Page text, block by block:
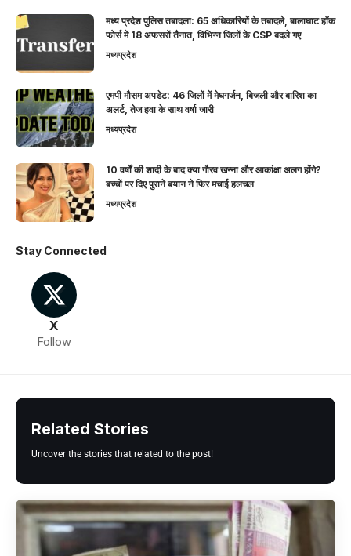
मध्य प्रदेश पुलिस तबादला: 65 अधिकारियों के तबादले, बालाघाट हॉक
फोर्स में 18 अफसरों तैनात, विभिन्न जिलों के CSP बदले गए
मध्यप्रदेश
एमपी मौसम अपडेट: 46 जिलों में मेघगर्जन, बिजली और बारिश का
अलर्ट, तेज हवा के साथ वर्षा जारी
मध्यप्रदेश
10 वर्षों की शादी के बाद क्या गौरव खन्ना और आकांक्षा अलग होंगे?
बच्चों पर दिए पुराने बयान ने फिर मचाई हलचल
मध्यप्रदेश
Stay Connected
X
Follow
Related Stories
Uncover the stories that related to the post!